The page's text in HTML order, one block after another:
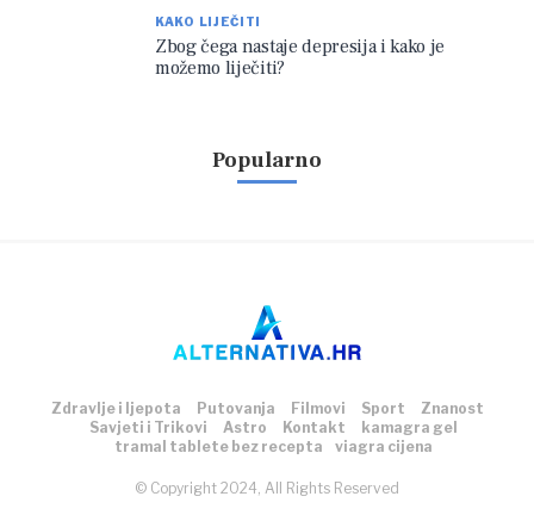
KAKO LIJEČITI
Zbog čega nastaje depresija i kako je
možemo liječiti?
Popularno
Zdravlje i ljepota Putovanja Filmovi Sport
Znanost
Savjeti i Trikovi
Astro Kontakt
kamagra gel
tramal tablete bez recepta
viagra cijena
© Copyright 2024, All Rights Reserved